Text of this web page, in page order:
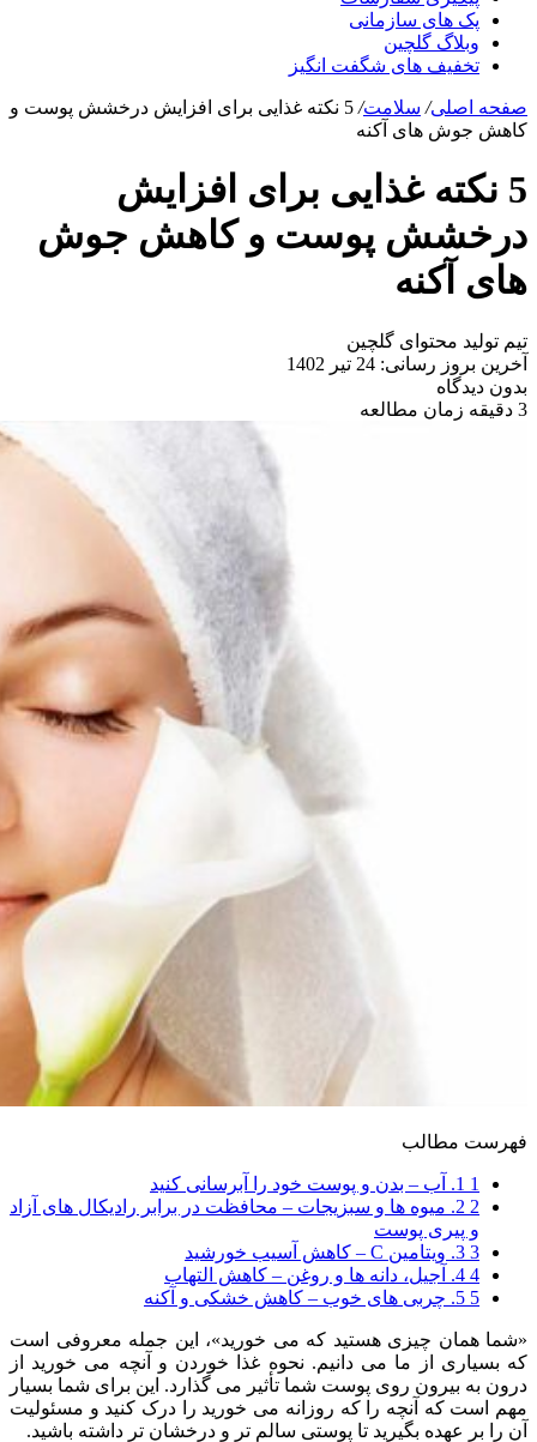
پک های سازمانی
وبلاگ گلچین
تخفیف های شگفت انگیز
صفحه اصلی/ سلامت/
5 نکته غذایی برای افزایش درخشش پوست و
کاهش جوش های آکنه
5 نکته غذایی برای افزایش
درخشش پوست و کاهش جوش
های آکنه
تیم تولید محتوای گلچین
آخرین بروز رسانی: 24 تیر 1402
بدون دیدگاه
3 دقیقه زمان مطالعه
فهرست مطالب
1
2
2. میوه ها و سبزیجات – محافظت در برابر رادیکال های آزاد
و پیری پوست
3
4
5
«شما همان چیزی هستید که می خورید»، این جمله معروفی است
که بسیاری از ما می دانیم. نحوه غذا خوردن و آنچه می خورید از
درون به بیرون روی پوست شما تأثیر می گذارد. این برای شما بسیار
مهم است که آنچه را که روزانه می خورید را درک کنید و مسئولیت
آن را بر عهده بگیرید تا پوستی سالم تر و درخشان تر داشته باشید.